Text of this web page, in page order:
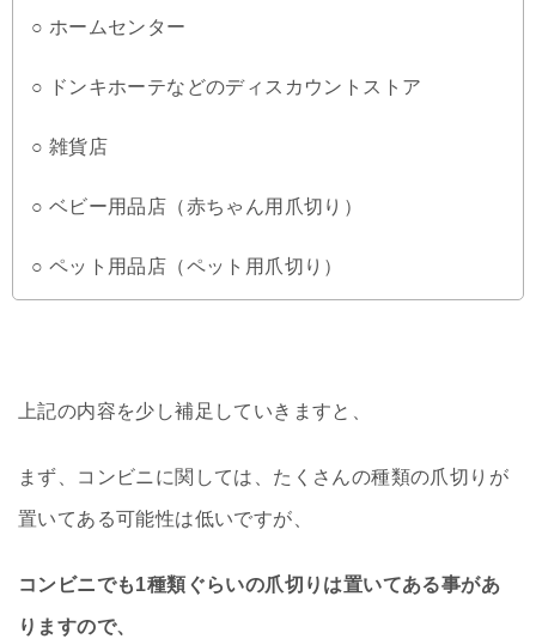
○ ホームセンター
○ ドンキホーテなどのディスカウントストア
○ 雑貨店
○ ベビー用品店（赤ちゃん用爪切り）
○ ペット用品店（ペット用爪切り）
上記の内容を少し補足していきますと、
まず、コンビニに関しては、たくさんの種類の爪切りが
置いてある可能性は低いですが、
コンビニでも1種類ぐらいの爪切りは置いてある事があ
りますので、